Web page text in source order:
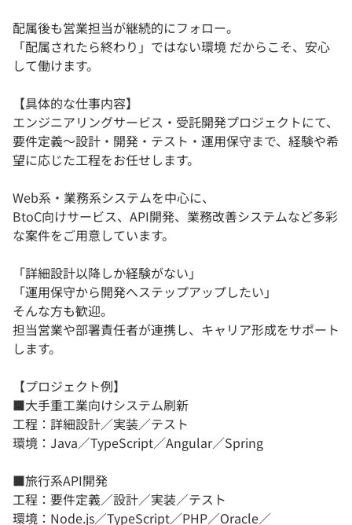
配属後も営業担当が継続的にフォロー。
「配属されたら終わり」ではない環境 だからこそ、安心
して働けます。
【具体的な仕事内容】
エンジニアリングサービス・受託開発プロジェクトにて、
要件定義～設計・開発・テスト・運用保守まで、経験や希
望に応じた工程をお任せします。
Web系・業務系システムを中心に、
BtoC向けサービス、API開発、業務改善システムなど多彩
な案件をご用意しています。
「詳細設計以降しか経験がない」
「運用保守から開発へステップアップしたい」
そんな方も歓迎。
担当営業や部署責任者が連携し、キャリア形成をサポート
します。
【プロジェクト例】
■大手重工業向けシステム刷新
工程：詳細設計／実装／テスト
環境：Java／TypeScript／Angular／Spring
■旅行系API開発
工程：要件定義／設計／実装／テスト
環境：Node.js／TypeScript／PHP／Oracle／